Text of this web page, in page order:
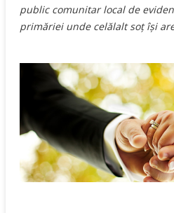
public comunitar local de
primăriei unde celălalt soţ îşi